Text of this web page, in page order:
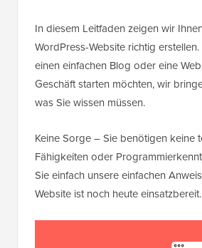
In diesem Leitfaden zeigen wir
WordPress-Website richtig
einen einfachen Blog oder eine
Geschäft starten möchten, wir
was Sie wissen müssen.
Keine Sorge – Sie benötigen keine
Fähigkeiten oder
Sie einfach unsere einfachen
Website ist noch heute einsatzbereit.